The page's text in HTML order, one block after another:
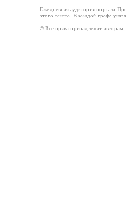
Ежедневная аудитория портала
этого текста. В каждой графе
© Все права принадлежат